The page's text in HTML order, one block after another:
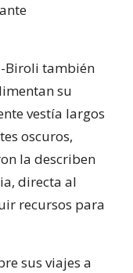
Biroli también
su
vestía largos
oscuros,
la describen
directa al
recursos para
sus viajes a